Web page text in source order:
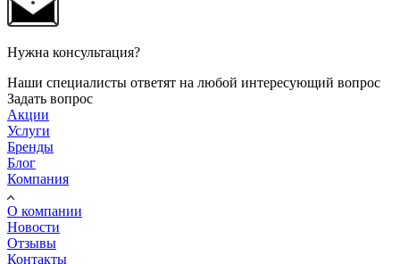
Нужна консультация?
Наши специалисты ответят на любой интересующий вопрос
Задать вопрос
Акции
Услуги
Бренды
Блог
Компания
О компании
Новости
Отзывы
Контакты